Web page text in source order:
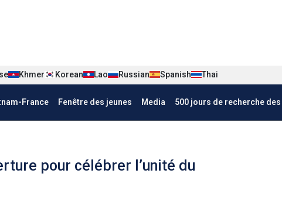
Khmer Korean Lao Russian Spanish Thai
France Fenêtre des jeunes Media 500 jours de recherche
pour célébrer l’unité du